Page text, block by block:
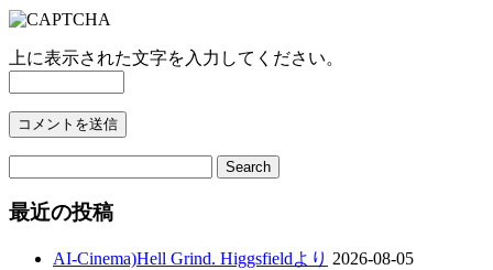
上に表示された文字を入力してください。
最近の投稿
AI-Cinema)Hell Grind. Higgsfieldより 2026-08-05